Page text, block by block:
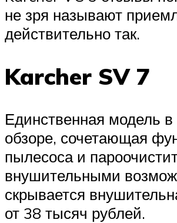
не зря называют
действительно так.
Karcher SV 7
Единственная модель
обзоре, сочетающая
пылесоса и
внушительными
скрывается
от 38 тысяч рублей.